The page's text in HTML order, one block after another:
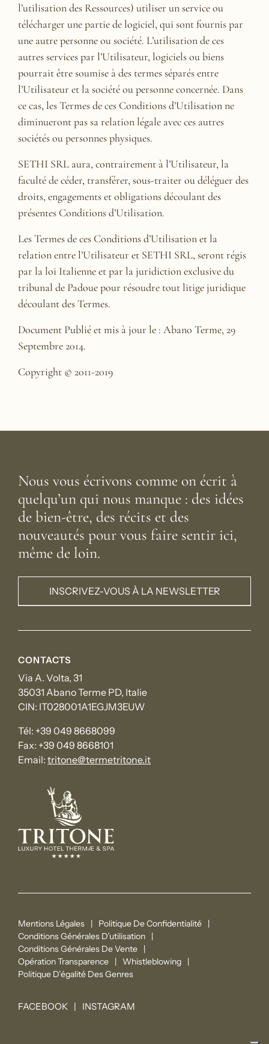
l’utilisation des Ressources) utiliser un service ou
télécharger une partie de logiciel, qui sont fournis par
une autre personne ou société. L’utilisation de ces
autres services par l’Utilisateur, logiciels ou biens
pourrait être soumise à des termes séparés entre
l’Utilisateur et la société ou personne concernée. Dans
ce cas, les Termes de ces Conditions d’Utilisation ne
diminueront pas sa relation légale avec ces autres
sociétés ou personnes physiques.
SETHI SRL aura, contrairement à l’Utilisateur, la
faculté de céder, transférer, sous-traiter ou déléguer des
droits, engagements et obligations découlant des
présentes Conditions d’Utilisation.
Les Termes de ces Conditions d’Utilisation et la
relation entre l’Utilisateur et SETHI SRL, seront régis
par la loi Italienne et par la juridiction exclusive du
tribunal de Padoue pour résoudre tout litige juridique
découlant des Termes.
Document Publié et mis à jour le : Abano Terme, 29
Septembre 2014.
Copyright © 2011-2019
Nous vous écrivons comme on écrit à
quelqu’un qui nous manque : des idées
de bien-être, des récits et des
nouveautés pour vous faire sentir ici,
même de loin.
INSCRIVEZ-VOUS À LA NEWSLETTER
CONTACTS
Via A. Volta, 31
35031 Abano Terme PD, Italie
CIN: IT028001A1EGJM3EUW
Tél: +39 049 8668099
Fax: +39 049 8668101
Email: tritone@termetritone.it
Mentions Légales
Politique De Confidentialité
Conditions Générales D’utilisation
Conditions Générales De Vente
Opération Transparence
Whistleblowing
Politique D’égalité Des Genres
FACEBOOK INSTAGRAM